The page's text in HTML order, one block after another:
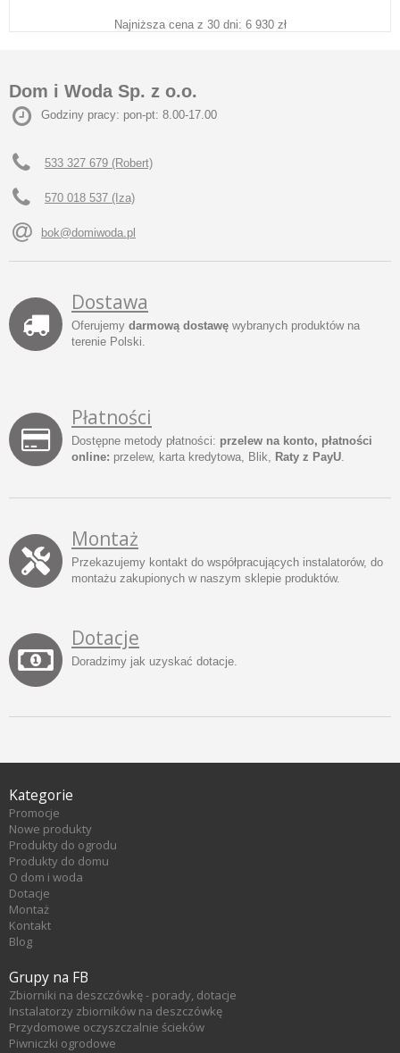
Najniższa cena z 30 dni: 6 930 zł
Dom i Woda Sp. z o.o.
Godziny pracy: pon-pt: 8.00-17.00
533 327 679 (Robert)
570 018 537 (Iza)
bok@domiwoda.pl
Dostawa
Oferujemy darmową dostawę wybranych produktów na
terenie Polski.
Płatności
Dostępne metody płatności: przelew na konto, płatności
online: przelew, karta kredytowa, Blik, Raty z PayU.
Montaż
Przekazujemy kontakt do współpracujących instalatorów, do
montażu zakupionych w naszym sklepie produktów.
Dotacje
Doradzimy jak uzyskać dotacje.
Kategorie
Promocje
Nowe produkty
Produkty do ogrodu
Produkty do domu
O dom i woda
Dotacje
Montaż
Kontakt
Blog
Grupy na FB
Zbiorniki na deszczówkę - porady, dotacje
Instalatorzy zbiorników na deszczówkę
Przydomowe oczyszczalnie ścieków
Piwniczki ogrodowe